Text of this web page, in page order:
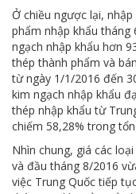
Ở chiều ngược lại,
phẩm nhập khẩu
ngạch nhập khẩu hơn
thép thành phẩm và
từ ngày 1/1/2016 đến
kim ngạch nhập khẩu
thép nhập khẩu từ
chiếm 58,28% trong
Nhìn chung, giá các
và đầu tháng 8/2016
việc Trung Quốc tiếp